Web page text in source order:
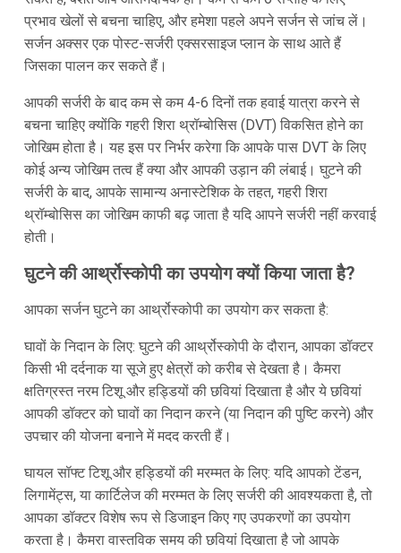
प्रभाव खेलों से बचना चाहिए, और हमेशा पहले अपने सर्जन से जांच लें।
सर्जन अक्सर एक पोस्ट-सर्जरी एक्सरसाइज प्लान के साथ आते हैं
जिसका पालन कर सकते हैं।
आपकी सर्जरी के बाद कम से कम 4-6 दिनों तक हवाई यात्रा करने से
बचना चाहिए क्योंकि गहरी शिरा थ्रॉम्बोसिस (DVT) विकसित होने का
जोखिम होता है। यह इस पर निर्भर करेगा कि आपके पास DVT के लिए
कोई अन्य जोखिम तत्व हैं क्या और आपकी उड़ान की लंबाई। घुटने की
सर्जरी के बाद, आपके सामान्य अनास्टेशिक के तहत, गहरी शिरा
थ्रॉम्बोसिस का जोखिम काफी बढ़ जाता है यदि आपने सर्जरी नहीं करवाई
होती।
घुटने की आर्थ्रोस्कोपी का उपयोग क्यों किया जाता है?
आपका सर्जन घुटने का आर्थ्रोस्कोपी का उपयोग कर सकता है:
घावों के निदान के लिए: घुटने की आर्थ्रोस्कोपी के दौरान, आपका डॉक्टर
किसी भी दर्दनाक या सूजे हुए क्षेत्रों को करीब से देखता है। कैमरा
क्षतिग्रस्त नरम टिशू और हड्डियों की छवियां दिखाता है और ये छवियां
आपकी डॉक्टर को घावों का निदान करने (या निदान की पुष्टि करने) और
उपचार की योजना बनाने में मदद करती हैं।
घायल सॉफ्ट टिशू और हड्डियों की मरम्मत के लिए: यदि आपको टेंडन,
लिगामेंट्स, या कार्टिलेज की मरम्मत के लिए सर्जरी की आवश्यकता है, तो
आपका डॉक्टर विशेष रूप से डिजाइन किए गए उपकरणों का उपयोग
करता है। कैमरा वास्तविक समय की छवियां दिखाता है जो आपके